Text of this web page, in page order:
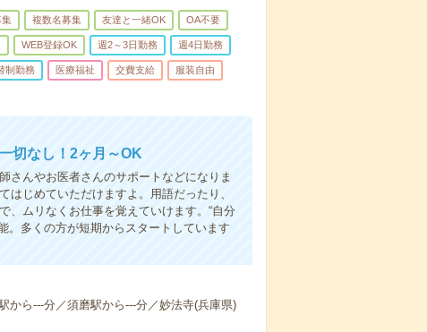
集 複数名募集 友達と一緒OK OA不要
WEB登録OK 週2～3日勤務 週4日勤務
制勤務 医療福祉 交費支給 服装自由
切なし！2ヶ月～OK
さんやお医者さんのサポートなどになりま
じめていただけますよ。用語だったり、
、ムリなくお仕事を覚えていけます。“自分
。多くの方が短期からスタートしています
から---分／須磨駅から---分／妙法寺(兵庫県)